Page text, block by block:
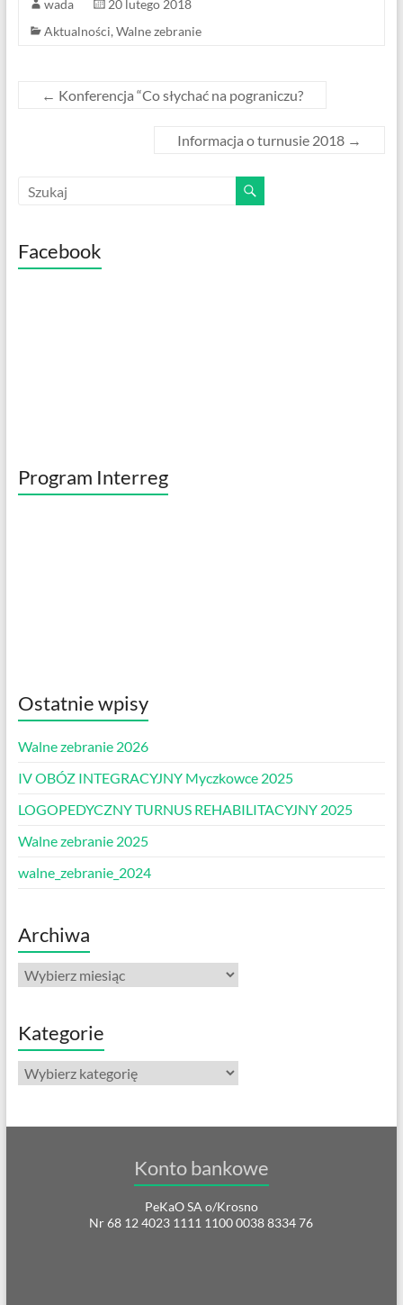
o
o
wada
20 lutego 2018
Aktualności, Walne zebranie
← Konferencja “Co słychać na pograniczu?
Informacja o turnusie 2018 →
Facebook
Program Interreg
Ostatnie wpisy
Walne zebranie 2026
IV OBÓZ INTEGRACYJNY Myczkowce 2025
LOGOPEDYCZNY TURNUS REHABILITACYJNY 2025
Walne zebranie 2025
walne_zebranie_2024
Archiwa
Archiwa
Kategorie
Kategorie
Konto bankowe
PeKaO SA o/Krosno
Nr 68 12 4023 1111 1100 0038 8334 76